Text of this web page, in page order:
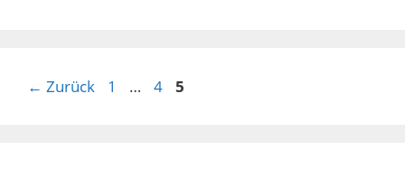
← Zurück Seite
1 … Seite
4 Seite
5